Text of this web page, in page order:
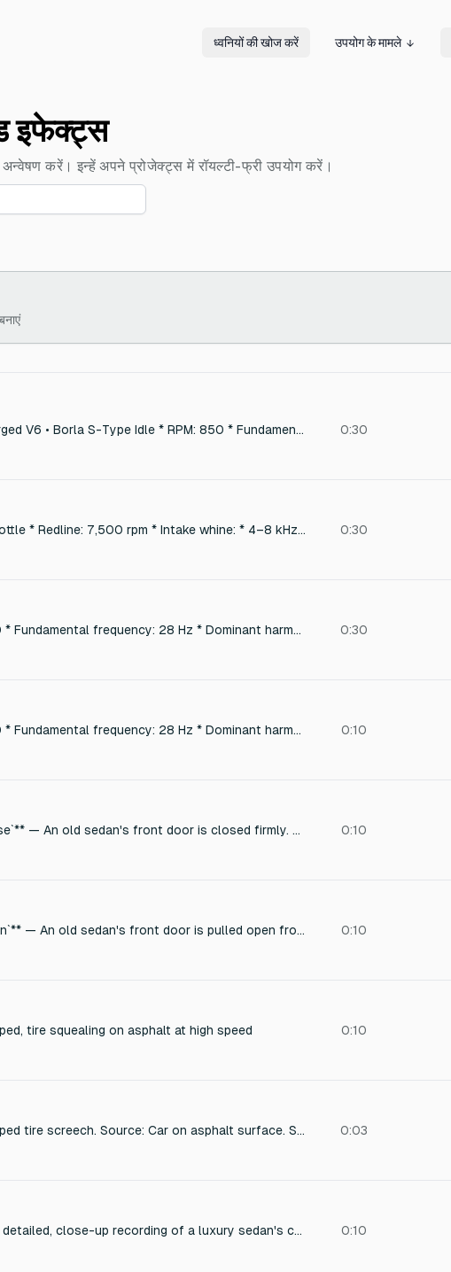
ध्वनियों की खोज करें उपयोग के मामले
इफेक्ट्स
करें। इन्हें अपने प्रोजेक्ट्स में रॉयल्टी-फ्री उपयोग करें।
3.0L Supercharged V6 • Borla S-Type Idle * RPM: 850 * Fundamental frequency: 28 Hz * Dominant harmonics: 56 Hz, 112 Hz, 180 Hz * Exhaust tone: * Smooth bass * Mild lope * Supercharger whine: * 2–4 kHz * Very subtle 0:30
Wide Open Throttle * Redline: 7,500 rpm * Intake whine: * 4–8 kHz * Exhaust: * Deep and smooth * Shift event: * 120 ms ignition cut * Mild crackle Sound inspiration * Jaguar F-Type V6 * Lotus Emira 0:30
Idle * RPM: 850 * Fundamental frequency: 28 Hz * Dominant harmonics: 56 Hz, 112 Hz, 180 Hz * Exhaust tone: * Smooth bass * Mild lope * Supercharger whine: * 2–4 kHz * Very subtle Wide Open Throttle * Redline: 7,500 rpm * Intake whine: * 4–8 kHz * Exhaust: * Deep and smooth * Shift event: * 120 ms ignition cut * Mild crackle Sound inspiration * Jaguar F-Type V6 * Lotus Emira 0:30
Idle * RPM: 850 * Fundamental frequency: 28 Hz * Dominant harmonics: 56 Hz, 112 Hz, 180 Hz * Exhaust tone: * Smooth bass * Mild lope * Supercharger whine: * 2–4 kHz * Very subtle Wide Open Throttle * Redline: 7,500 rpm * Intake whine: * 4–8 kHz * Exhaust: * Deep and smooth * Shift event: * 120 ms ignition cut * Mild crackle Sound inspiration * Jaguar F-Type V6 * Lotus Emira 0:10
`car_door_close`** — An old sedan's front door is closed firmly. The latch catches with a solid thunk. Outdoor parking-lot acoustic. 0:10
`car_door_open`** — An old sedan's front door is pulled open from outside. The hinge creaks with rust, the latch clicks as it releases. Outdoor parking-lot acoustic. 0:10
tire squealing on asphalt at high speed 0:10
Persistent, looped tire screech. Source: Car on asphalt surface. Sonic characteristics: High-pitched, sustained, with a gritty texture. Production: Clean, modern recording, with minimal processing. 0:03
A meticulously detailed, close-up recording of a luxury sedan's combustion engine ceasing operation. Capture the subtle mechanical nuances and resonant vibrations within a professional sound studio environment. Emphasize ultra-high-fidelity, pristine sonic clarity, and a dynamic range that showcases the engine's intricate shutdown sequence, perfect for sound design applications. 0:10